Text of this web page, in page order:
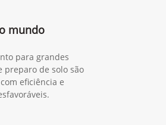
mundo
para grandes
preparo de solo são
eficiência e